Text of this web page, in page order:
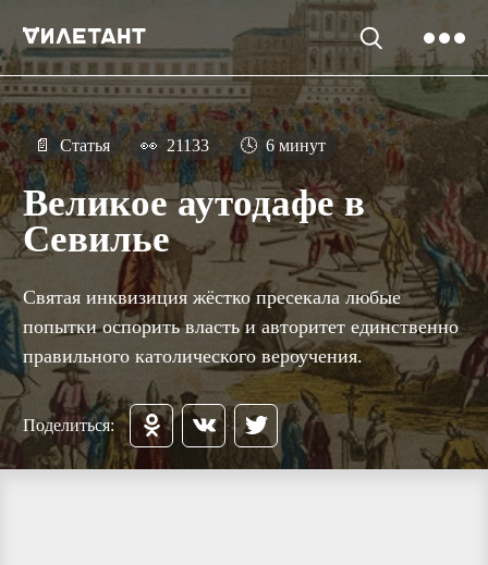
📄 Статья 👀 21133 🕓 6 минут
Великое аутодафе в
Севилье
Святая инквизиция жёстко пресекала любые
попытки оспорить власть и авторитет единственно
правильного католического вероучения.
Поделиться: